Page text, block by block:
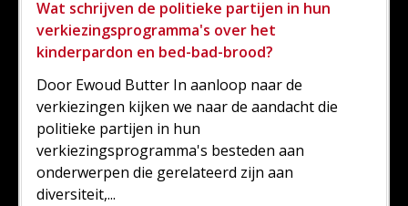
Wat schrijven de politieke partijen in hun
verkiezingsprogramma's over het
kinderpardon en bed-bad-brood?
Door Ewoud Butter In aanloop naar de
verkiezingen kijken we naar de aandacht die
politieke partijen in hun
verkiezingsprogramma's besteden aan
onderwerpen die gerelateerd zijn aan
diversiteit,...